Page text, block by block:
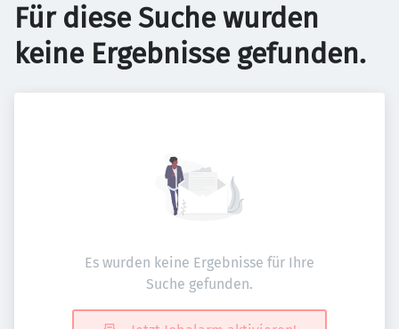
Für diese Suche wurden
keine Ergebnisse gefunden.
Es wurden keine Ergebnisse für Ihre
Suche gefunden.